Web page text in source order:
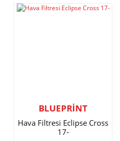
BLUEPRİNT
Hava Filtresi Eclipse Cross
17-